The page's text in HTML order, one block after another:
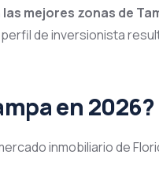
las mejores zonas de
de inversionista
en 2026?
inmobiliario de